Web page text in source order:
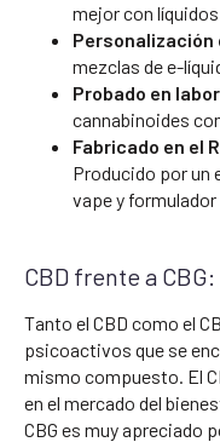
mejor con
Personalización
mezclas de e-
Probado en
cannabinoides
Fabricado en el
Producido por un
vape y
CBD frente a
Tanto el CBD como el
psicoactivos que se
mismo compuesto. El
en el mercado del
CBG es muy apreciado